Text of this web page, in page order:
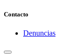
Contacto
Denuncias